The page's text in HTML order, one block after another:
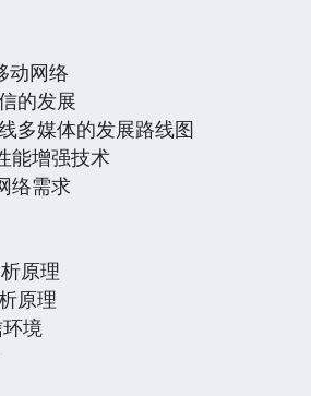
网络
的发展
媒体的发展路线图
增强技术
需求
原理
原理
境